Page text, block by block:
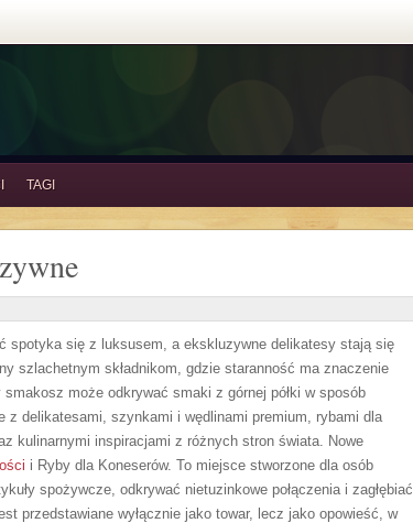
TAGI
spotyka się z luksusem, a ekskluzywne delikatesy stają się
szlachetnym składnikom, gdzie staranność ma znaczenie
może odkrywać smaki z górnej półki w sposób
z delikatesami, szynkami i wędlinami premium, rybami dla
kulinarnymi inspiracjami z różnych stron świata. Nowe
i Ryby dla Koneserów. To miejsce stworzone dla osób
spożywcze, odkrywać nietuzinkowe połączenia i zagłębiać
przedstawiane wyłącznie jako towar, lecz jako opowieść, w